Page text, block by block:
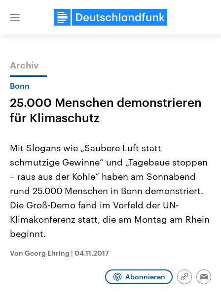
Close
Themen
Landtagswahl Sachsen-Anhalt
2026
Alle Informationen
Sachsen-Anhalt wählt am 6.
September 2026 einen neuen
Landtag. Seit 2021 wird das
Bundesland von einer Koalition aus
Umfragen, Prognosen,
und Hintergründe zu den Parteien
und Kandidaten der anstehenden
Aktuelle Beiträge,
Hintergründe
Wirtschaftlich und
gehören die Vereinigten
den mächtigsten Ländern
mit großem Einfluss auf
aktuelle Weltgeschehen.
Sendungen Programm
Archiv
Bonn
25.000 Menschen demonstrieren
für Klimaschutz
Mit Slogans wie „Saubere Luft statt
schmutzige Gewinne“ und „Tagebaue stoppen
– raus aus der Kohle“ haben am Sonnabend
rund 25.000 Menschen in Bonn demonstriert.
Die Groß-Demo fand im Vorfeld der UN-
Klimakonferenz statt, die am Montag am Rhein
beginnt.
Von Georg Ehring | 04.11.2017
Abonnieren
Link